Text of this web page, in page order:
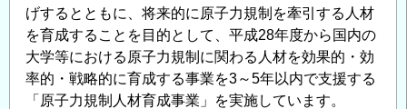
防
災
工
学
分
げするとともに、将来的に原子力規制を牽引する人材
を育成することを目的として、平成28年度から国内の
大学等における原子力規制に関わる人材を効果的・効
率的・戦略的に育成する事業を3～5年以内で支援する
「原子力規制人材育成事業」を実施しています。